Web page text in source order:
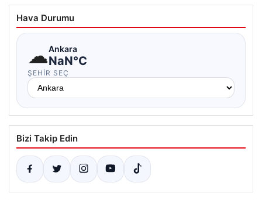
Hava Durumu
☁Ankara
NaN°C
ŞEHIR SEÇ
Bizi Takip Edin